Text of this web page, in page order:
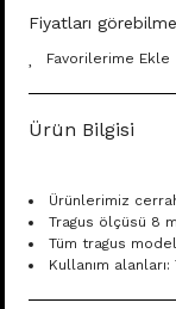
Fiyatları
Ürün Bilgisi
Ürünlerimiz
Tragus ölçüsü 8
Tüm tragus
Kullanım